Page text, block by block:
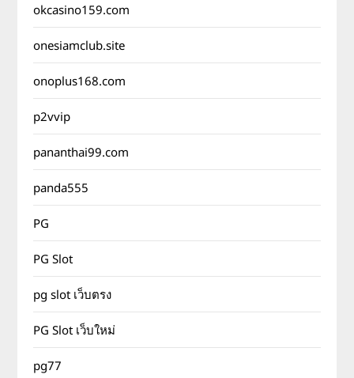
okcasino159.com
onesiamclub.site
onoplus168.com
p2vvip
pananthai99.com
panda555
PG
PG Slot
pg slot เว็บตรง
PG Slot เว็บใหม่
pg77